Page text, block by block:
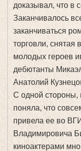
доказывал, что в
Заканчивалось
заканчиваться
торговли, снятая
молодых героев
дебютанты
Анатолий
С одной стороны,
поняла, что
привела ее во
Владимировича
киноактерами